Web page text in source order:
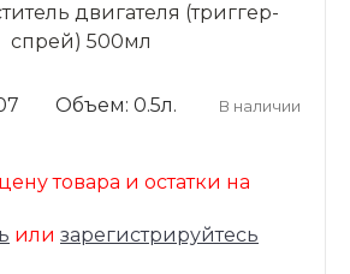
двигателя (триггер-
спрей) 500мл
Объем: 0.5л. В наличии
товара и остатки на
или зарегистрируйтесь